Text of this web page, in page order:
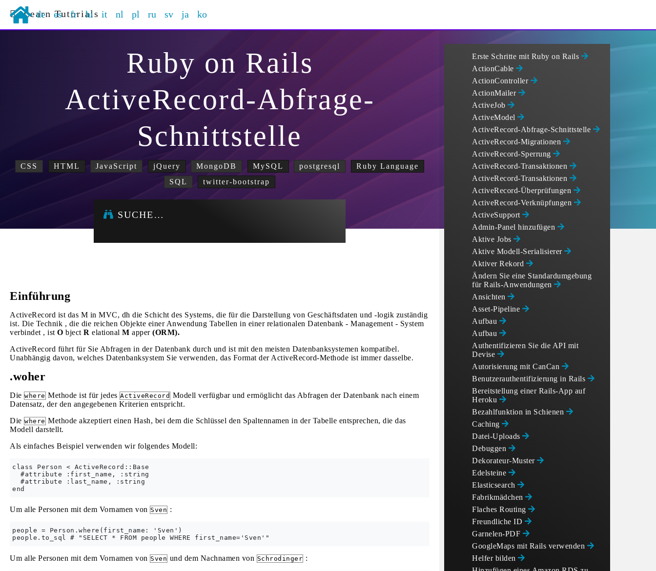
Learn Tutorials
de es fr hi it nl pl ru sv ja ko
Ruby on Rails
ActiveRecord-Abfrage-
Schnittstelle
CSS HTML JavaScript jQuery MongoDB MySQL postgresql
Ruby Language
SQL
twitter-bootstrap
SUCHE…
Einführung
ActiveRecord ist das M in MVC, dh die Schicht des Systems, die für die Darstellung von Geschäftsdaten und -logik zuständig
ist. Die Technik , die die reichen Objekte einer Anwendung Tabellen in einer relationalen Datenbank - Management - System
verbindet , ist O bject R elational M apper (ORM).
ActiveRecord führt für Sie Abfragen in der Datenbank durch und ist mit den meisten Datenbanksystemen kompatibel.
Unabhängig davon, welches Datenbanksystem Sie verwenden, das Format der ActiveRecord-Methode ist immer dasselbe.
.woher
Die where Methode ist für jedes ActiveRecord Modell verfügbar und ermöglicht das Abfragen der Datenbank nach einem
Datensatz, der den angegebenen Kriterien entspricht.
Die where Methode akzeptiert einen Hash, bei dem die Schlüssel den Spaltennamen in der Tabelle entsprechen, die das
Modell darstellt.
Als einfaches Beispiel verwenden wir folgendes Modell:
class Person < ActiveRecord::Base
  #attribute :first_name, :string
  #attribute :last_name, :string
Um alle Personen mit dem Vornamen von Sven :
people = Person.where(first_name: 'Sven')
Um alle Personen mit dem Vornamen von Sven und dem Nachnamen von Schrodinger :
Erste Schritte mit Ruby on Rails
ActionCable
ActionController
ActionMailer
ActiveJob
ActiveModel
ActiveRecord-Abfrage-Schnittstelle
ActiveRecord-Migrationen
ActiveRecord-Sperrung
ActiveRecord-Transaktionen
ActiveRecord-Transaktionen
ActiveRecord-Überprüfungen
ActiveRecord-Verknüpfungen
ActiveSupport
Admin-Panel hinzufügen
Aktive Jobs
Aktive Modell-Serialisierer
Aktiver Rekord
Ändern Sie eine Standardumgebung
für Rails-Anwendungen
Ansichten
Asset-Pipeline
Aufbau
Aufbau
Authentifizieren Sie die API mit
Devise
Autorisierung mit CanCan
Benutzerauthentifizierung in Rails
Bereitstellung einer Rails-App auf
Heroku
Bezahlfunktion in Schienen
Caching
Datei-Uploads
Debuggen
Dekorateur-Muster
Edelsteine
Elasticsearch
Fabrikmädchen
Flaches Routing
Freundliche ID
Garnelen-PDF
GoogleMaps mit Rails verwenden
Helfer bilden